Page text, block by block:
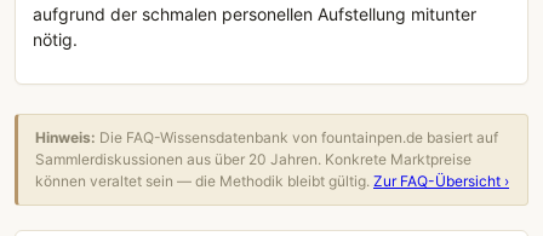
aufgrund der schmalen personellen Aufstellung mitunter
nötig.
Hinweis: Die FAQ-Wissensdatenbank von fountainpen.de basiert auf
Sammlerdiskussionen aus über 20 Jahren. Konkrete Marktpreise
können veraltet sein — die Methodik bleibt gültig. Zur FAQ-Übersicht ›